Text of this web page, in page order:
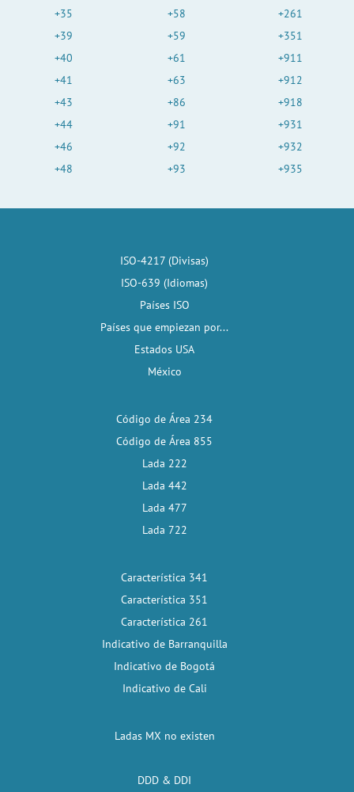
+35
+39
+40
+41
+43
+44
+46
+48
+58
+59
+61
+63
+86
+91
+92
+93
+261
+351
+911
+912
+918
+931
+932
+935
ISO-4217 (Divisas)
ISO-639 (Idiomas)
Países ISO
Países que empiezan por...
Estados USA
México
Código de Área 234
Código de Área 855
Lada 222
Lada 442
Lada 477
Lada 722
Característica 341
Característica 351
Característica 261
Indicativo de Barranquilla
Indicativo de Bogotá
Indicativo de Cali
Ladas MX no existen
DDD & DDI